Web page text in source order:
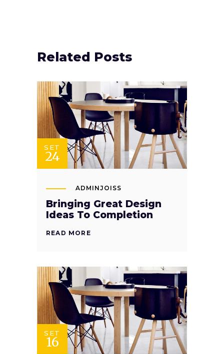
Related Posts
SET
24
ADMINJOISS
Bringing Great Design
Ideas To Completion
READ MORE
SET
16